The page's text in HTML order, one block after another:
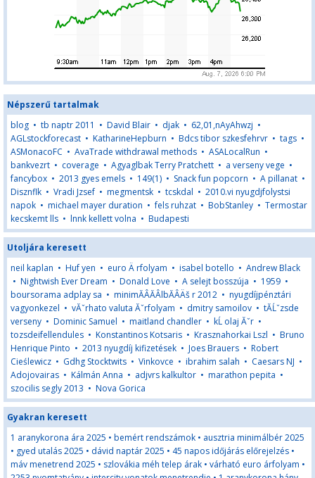
Népszerű tartalmak
blog • tb naptr 2011 • David Blair • djak • 62,01,nAyAhwzj •
AGLstockforecast • KatharineHepburn • Bdcs tibor szkesfehrvr • tags •
ASMonacoFC • AvaTrade withdrawal methods • ASALocalRun •
bankvezrt • coverage • Agyaglbak Terry Pratchett • a verseny vege •
fancybox • 2013 gyes emels • 149(1) • Snack fun popcorn • A pillanat •
Disznflk • Vradi Jzsef • megmentsk • tcskdal • 2010.vi nyugdjfolystsi
napok • michael mayer duration •fels ruhzat • BobStanley • Termostar
kecskemt lls • lnnk kellett volna • Budapesti
Utoljára keresett
neil kaplan • Huf yen • euro Ä rfolyam • isabel botello • Andrew Black
• Nightwish Ever Dream • Donald Love • A selejt bosszúja • 1959 •
boursorama adplay sa • minimĂÂĂÂlbĂÂÄš r 2012 • nyugdíjpénztári
vagyonkezel • vĂˇrhato valuta Ăˇrfolyam • dmitry samoilov • tĂĹˇzsde
verseny • Dominic Samuel • maitland chandler • kĹ olaj Ăˇr •
tozsdeifellendules • Konstantinos Kotsaris • Krasznahorkai Lszl • Bruno
Henrique Pinto • 2013 nyugdíj kifizetések • Joes Brauers • Robert
Cieślewicz • Gdhg Stocktwits • Vinkovce • ibrahim salah • Caesars NJ •
Adojovairas • Kálmán Anna • adjvrs kalkultor • marathon pepita •
szocilis segly 2013 • Nova Gorica
Gyakran keresett
1 aranykorona ára 2025 • bemért rendszámok • ausztria minimálbér 2025
• gyed utalás 2025 • dávid naptár 2025 • 45 napos időjárás előrejelzés •
máv menetrend 2025 • szlovákia méh telep árak • várható euro árfolyam •